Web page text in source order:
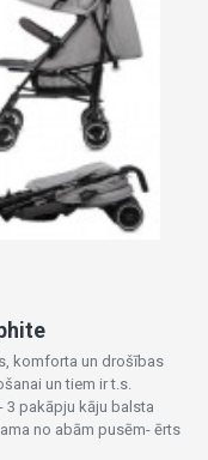
komforta un drošības
un tiem ir t.s.
3 pakāpju kāju balsta
no abām pusēm- ērts